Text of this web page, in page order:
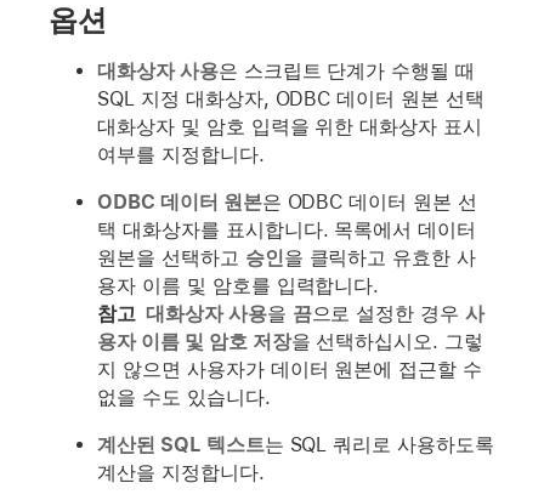
옵션
대화상자 사용은 스크립트 단계가 수행될 때
SQL 지정 대화상자, ODBC 데이터 원본 선택
대화상자 및 암호 입력을 위한 대화상자 표시
여부를 지정합니다.
ODBC 데이터 원본은 ODBC 데이터 원본 선
택 대화상자를 표시합니다. 목록에서 데이터
원본을 선택하고 승인을 클릭하고 유효한 사
용자 이름 및 암호를 입력합니다.
참고 대화상자 사용을 끔으로 설정한 경우사
용자 이름 및 암호 저장을 선택하십시오. 그렇
지 않으면 사용자가 데이터 원본에 접근할 수
없을 수도 있습니다.
계산된 SQL 텍스트는 SQL 쿼리로 사용하도록
계산을 지정합니다.